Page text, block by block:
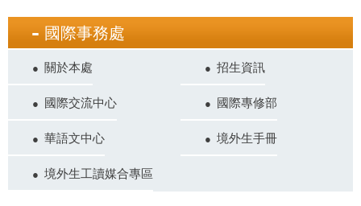
國際事務處
關於本處 招生資訊
國際交流中心 國際專修部
華語文中心 境外生手冊
境外生工讀媒合專區